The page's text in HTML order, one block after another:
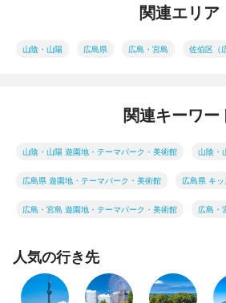
関連エリア
山陰・山陽 広島県 広島・宮島 佐伯区（
関連キーワー
山陰・山陽 遊園地・テーマパーク・美術館 山陰・
広島県 遊園地・テーマパーク・美術館 広島県 キッ
広島・宮島 遊園地・テーマパーク・美術館 広島・
人気の行き先